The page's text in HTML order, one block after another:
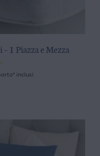
1 Piazza e Mezza
inclusi